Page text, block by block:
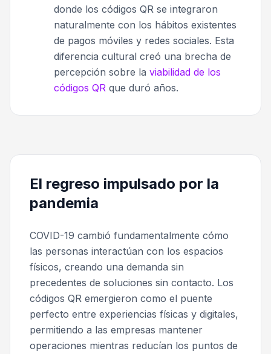
donde los códigos QR se integraron
naturalmente con los hábitos existentes
de pagos móviles y redes sociales. Esta
diferencia cultural creó una brecha de
percepción sobre la viabilidad de los
códigos QR que duró años.
El regreso impulsado por la
pandemia
COVID-19 cambió fundamentalmente cómo
las personas interactúan con los espacios
físicos, creando una demanda sin
precedentes de soluciones sin contacto. Los
códigos QR emergieron como el puente
perfecto entre experiencias físicas y digitales,
permitiendo a las empresas mantener
operaciones mientras reducían los puntos de